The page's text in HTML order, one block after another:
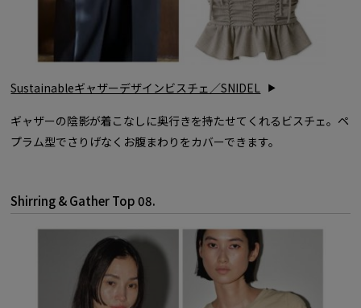
Sustainableギャザーデザインビスチェ／SNIDEL
ギャザーの陰影が着こなしに奥行きを持たせてくれるビスチェ。ペ
プラム型でさりげなくお腹まわりをカバーできます。
Shirring & Gather Top 08.